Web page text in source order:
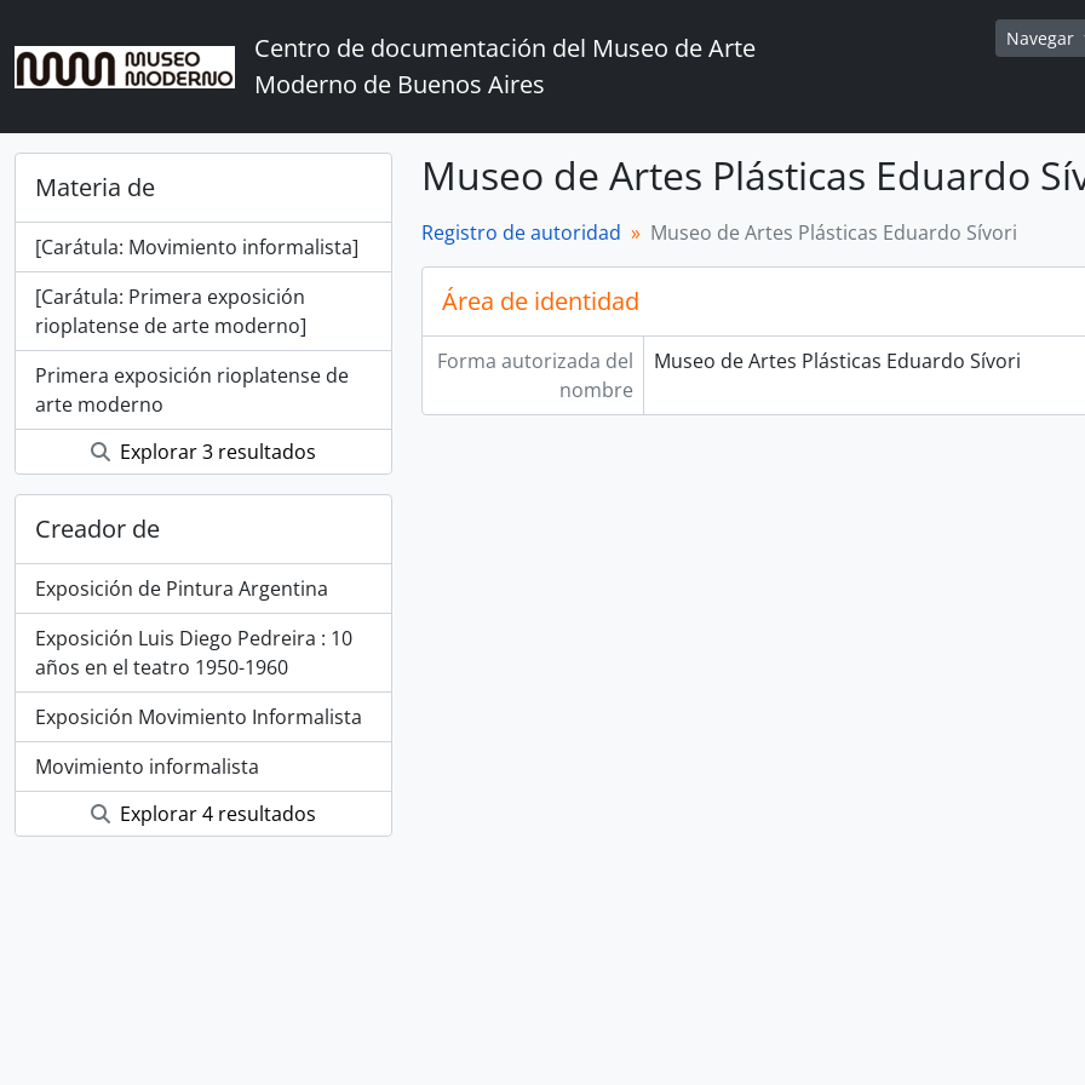
Centro de documentación del Museo de Arte
Moderno de Buenos Aires
Navegar
Materia de
[Carátula: Movimiento informalista]
[Carátula: Primera exposición
rioplatense de arte moderno]
Primera exposición rioplatense de
arte moderno
Explorar 3 resultados
Creador de
Exposición de Pintura Argentina
Exposición Luis Diego Pedreira : 10
años en el teatro 1950-1960
Exposición Movimiento Informalista
Movimiento informalista
Explorar 4 resultados
Museo de Artes Plásticas Eduardo
Registro de autoridad Museo de Artes Plásticas Eduardo Sívori
Área de identidad
Forma autorizada del
nombre
Museo de Artes Plásticas Eduardo Sívori